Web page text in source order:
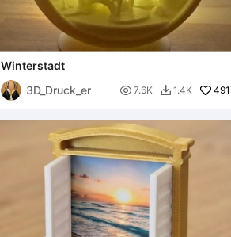
Winterstadt
3D_Druck_er
 7.6K  1.4K 491